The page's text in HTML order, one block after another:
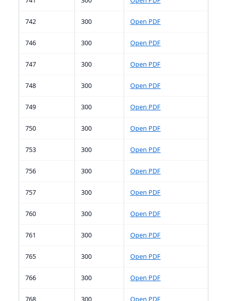
742 300 Open PDF
746 300 Open PDF
747 300 Open PDF
748 300 Open PDF
749 300 Open PDF
750 300 Open PDF
753 300 Open PDF
756 300 Open PDF
757 300 Open PDF
760 300 Open PDF
761 300 Open PDF
765 300 Open PDF
766 300 Open PDF